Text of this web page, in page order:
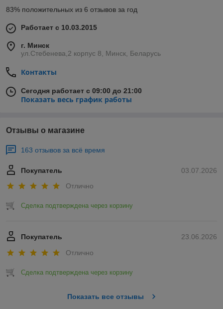
83% положительных из 6 отзывов за год
Работает с 10.03.2015
г. Минск
ул.Стебенева,2 корпус 8, Минск, Беларусь
Контакты
Сегодня работает с 09:00 до 21:00
Показать весь график работы
Отзывы о магазине
163 отзывов за всё время
03.07.2026
Покупатель
Отлично
Сделка подтверждена через корзину
23.06.2026
Покупатель
Отлично
Сделка подтверждена через корзину
Показать все отзывы